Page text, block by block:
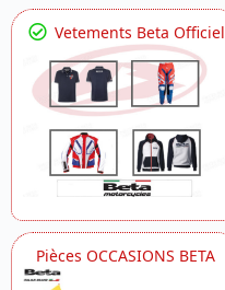
Vetements Beta Officiel
Pièces OCCASIONS BETA